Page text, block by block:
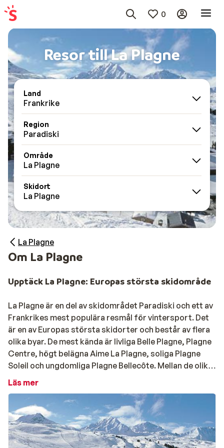
0
Resor till La Plagne
Land
Frankrike
Region
Paradiski
Område
La Plagne
Skidort
La Plagne
La Plagne
Om La Plagne
Upptäck La Plagne: Europas största skidområde
La Plagne är en del av skidområdet Paradiski och ett av
Frankrikes mest populära resmål för vintersport. Det
är en av Europas största skidorter och består av flera
olika byar. De mest kända är livliga Belle Plagne, Plagne
Centre, högt belägna Aime La Plagne, soliga Plagne
Soleil och ungdomliga Plagne Bellecôte. Mellan de olika
(del)byarna tar du dig enkelt med skidor eller lift.
Tack vare närheten till två glaciärer, en höjd på 1 250 till
3 250 meter och förbindelsen tillLes Arcs
snöförhållandena i La Plagne ofta mycket bra. De
breda platåerna i området gör skidåkningen både
Läs mer